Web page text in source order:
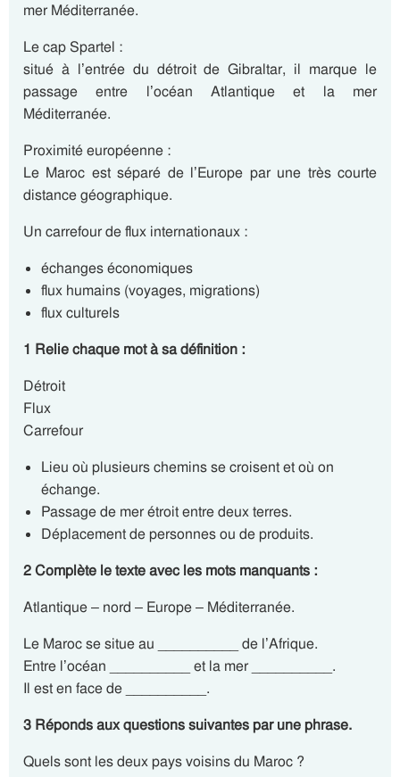
mer Méditerranée.
Le cap Spartel :
situé à l’entrée du détroit de Gibraltar, il marque le
passage entre l’océan Atlantique et la mer
Méditerranée.
Proximité européenne :
Le Maroc est séparé de l’Europe par une très courte
distance géographique.
Un carrefour de flux internationaux :
échanges économiques
flux humains (voyages, migrations)
flux culturels
1 Relie chaque mot à sa définition :
Détroit
Flux
Carrefour
Lieu où plusieurs chemins se croisent et où on
échange.
Passage de mer étroit entre deux terres.
Déplacement de personnes ou de produits.
2 Complète le texte avec les mots manquants :
Atlantique – nord – Europe – Méditerranée.
Le Maroc se situe au __________ de l’Afrique.
Entre l’océan __________ et la mer __________.
Il est en face de __________.
3 Réponds aux questions suivantes par une phrase.
Quels sont les deux pays voisins du Maroc ?